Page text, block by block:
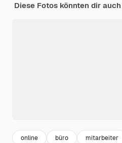
Diese Fotos könnten dir
online büro mitarbeiter